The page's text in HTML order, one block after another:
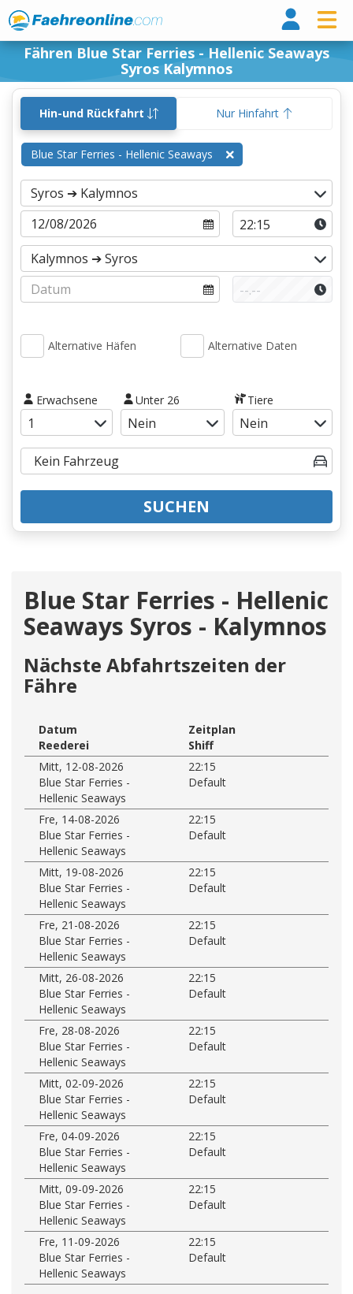
Fähren Blue Star Ferries - Hellenic Seaways
Syros Kalymnos
Hin-und Rückfahrt Nur Hinfahrt
Blue Star Ferries - Hellenic Seaways
Alternative Häfen Alternative Daten
Erwachsene Unter 26 Tiere
SUCHEN
Blue Star Ferries - Hellenic
Seaways Syros - Kalymnos
Nächste Abfahrtszeiten der
Fähre
Datum
Zeitplan
Reederei
Shiff
Mitt, 12-08-2026
22:15
Blue Star Ferries -
Hellenic Seaways
Default
Fre, 14-08-2026
22:15
Blue Star Ferries -
Hellenic Seaways
Default
Mitt, 19-08-2026
22:15
Blue Star Ferries -
Hellenic Seaways
Default
Fre, 21-08-2026
22:15
Blue Star Ferries -
Hellenic Seaways
Default
Mitt, 26-08-2026
22:15
Blue Star Ferries -
Hellenic Seaways
Default
Fre, 28-08-2026
22:15
Blue Star Ferries -
Hellenic Seaways
Default
Mitt, 02-09-2026
22:15
Blue Star Ferries -
Hellenic Seaways
Default
Fre, 04-09-2026
22:15
Blue Star Ferries -
Hellenic Seaways
Default
Mitt, 09-09-2026
22:15
Blue Star Ferries -
Hellenic Seaways
Default
Fre, 11-09-2026
22:15
Blue Star Ferries -
Hellenic Seaways
Default